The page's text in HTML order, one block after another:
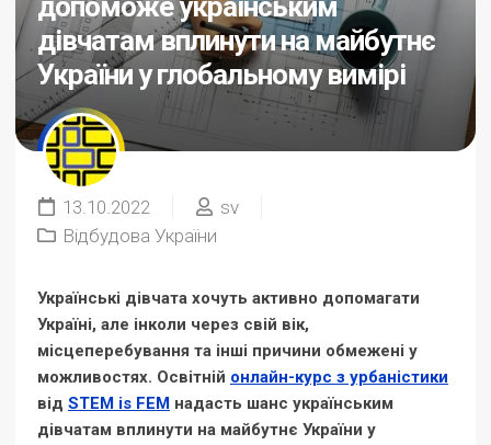
допоможе українським
дівчатам вплинути на майбутнє
України у глобальному вимірі
13.10.2022
sv
Відбудова України
Українські дівчата хочуть активно допомагати
Україні, але інколи через свій вік,
місцеперебування та інші причини обмежені у
можливостях. Освітній онлайн-курс з урбаністики
від STEM is FEM надасть шанс українським
дівчатам вплинути на майбутнє України у